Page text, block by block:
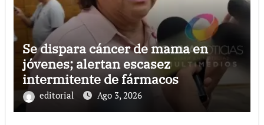
Se dispara cáncer de mama en
jóvenes; alertan escasez
intermitente de fármacos
editorial Ago 3, 2026